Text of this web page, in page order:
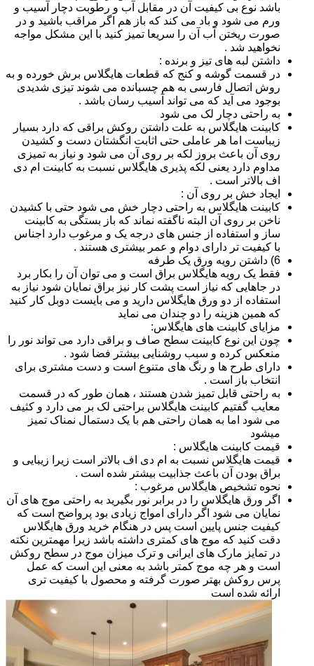
باشد نوع بی کیفیت آن در مقابل آب و رطوبت دچار آسیب و
ورم می شود و باد می کند که باز هم اگر مراقب باشید و در
صورت ریختن آب آن را سریعا تمیز کنید با این مشکل مواجه
نخواهید شد .
داشتن لبه های تیز و برنده :
در قسمت گوشه و کنج که قطعات هایگلاس برش خورده و به
روش اتصال فارسی به هم چسبانده می شوند تیزی شدیدی
بوجود می آید که می تواند آسیب رسان باشد .
به راحتی دچار لک می شود
کابینت هایگلاس به علت داشتن روکش براقی که دارد بسیار
زیباست اما هر عاملی حتی اثابت انگشتان دست و کشیدن
روی آن باعث بروز لکه بر روی آن می شود و نیاز به تمیزی
مداوم دارد یعنی لکه پذیری هایگلاس نسبت به کابینت ام دی
اف بالاتر است .
ایجاد خش بر روی آن :
کابینت هایگلاس به راحتی دچار خش می شود حتی با کشیدن
ناخن بر روی آن البته ناگفته نماند که باز بستگی به کابینت
ساز و استفاده از جنس های درجه یک و مرغوب دارد اجناس
با کیفیت تر دارای دوام و عمر بیشتری هستند .
6) داشتن رویه ورق یک طرفه
فقط یک رویه هایگلاس براق است و می توان آن را بکار برد
در جاهایی که نیاز است پشت کار نیز براق نمایان شود نیاز به
استفاده از دو ورق هایگلاس دارید و می بایست دوبل کار کنید
که همین هزینه را دو چندان می نماید
مزایای کابینت های هایگلاس:
چون این نوع کابینت سطح صاف و براقی دارد می تواند نور را
منعکس کرده و سبب روشنایی بیشتر فضا شود .
دارای طرح ها و رنگ های متنوع است و دست مشتری برای
انتخاب باز است .
به راحتی قابل تمیز شدن هستند ، همان طور که در قسمت
معایب گفتیم کابینت هایگلاس براحتی لک بر می دارد و کثیف
می شود اما به همان راحتی هم با یک دستمال نمناک تمیز
میشود
قیمت کابینت هایگلاس :
قیمت هایگلاس نسبت به ام دی اف بالاتر است زیرا زیبایی و
براق بودن آن باعث جذابیت بیشتر شده است .
نحوه تشخیص هایگلاس مرغوب :
اگر ورق هایگلاس را در برابر نور بگیرید به راحتی موج های آن
نمایان می شود اگر دارای امواج زیادی بود پرواضح است که
کیفیت جنس پایین است پس در هنگام خرید ورق هایگلاس
دقت کنید که موج های کمتری داشته باشد زیرا مهمترین نکته
در تمایز مارک های ایرانی و ترک میزان موج در سطح روکش
است و هر چه موج کمتر باشد به معنی این است که عمل
پرس روکش بهتر صورت گرفته و محصول با کیفیت تری
ارائه شده است